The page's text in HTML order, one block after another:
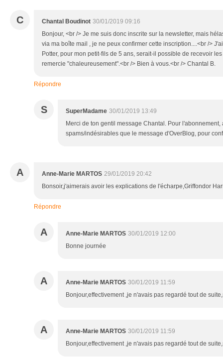
C Chantal Boudinot 30/01/2019 09:16
Bonjour, <br /> Je me suis donc inscrite sur la newsletter, mais
via ma boîte mail , je ne peux confirmer cette inscription....<br />
Potter, pour mon petit-fils de 5 ans, serait-il possible de recevoir
remercie "chaleureusement".<br /> Bien à vous.<br /> Chantal B.
Répondre
S SuperMadame 30/01/2019 13:49
Merci de ton gentil message Chantal. Pour l'abonnement,
spams/indésirables que le message d'OverBlog, pour
A Anne-Marie MARTOS 29/01/2019 20:42
Bonsoir,j'aimerais avoir les explications de l'écharpe,Griffondor
Répondre
A Anne-Marie MARTOS 30/01/2019 12:00
Bonne journée
A Anne-Marie MARTOS 30/01/2019 11:59
Bonjour,effectivement ,je n'avais pas regardé tout de
A Anne-Marie MARTOS 30/01/2019 11:59
Bonjour,effectivement ,je n'avais pas regardé tout de